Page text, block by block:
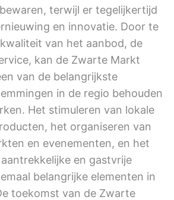
terwijl er tegelijkertijd
en innovatie. Door te
van het aanbod, de
kan de Zwarte Markt
van de belangrijkste
in de regio behouden
Het stimuleren van lokale
het organiseren van
en evenementen, en het
en gastvrije
belangrijke elementen in
toekomst van de Zwarte